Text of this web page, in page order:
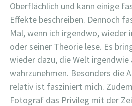
Oberflächlich und kann einige
Effekte beschreiben. Dennoch
Mal, wenn ich irgendwo, wieder
oder seiner Theorie lese. Es
wieder dazu, die Welt irgendwie
wahrzunehmen. Besonders die
relativ ist fasziniert mich.
Fotograf das Privileg mit der